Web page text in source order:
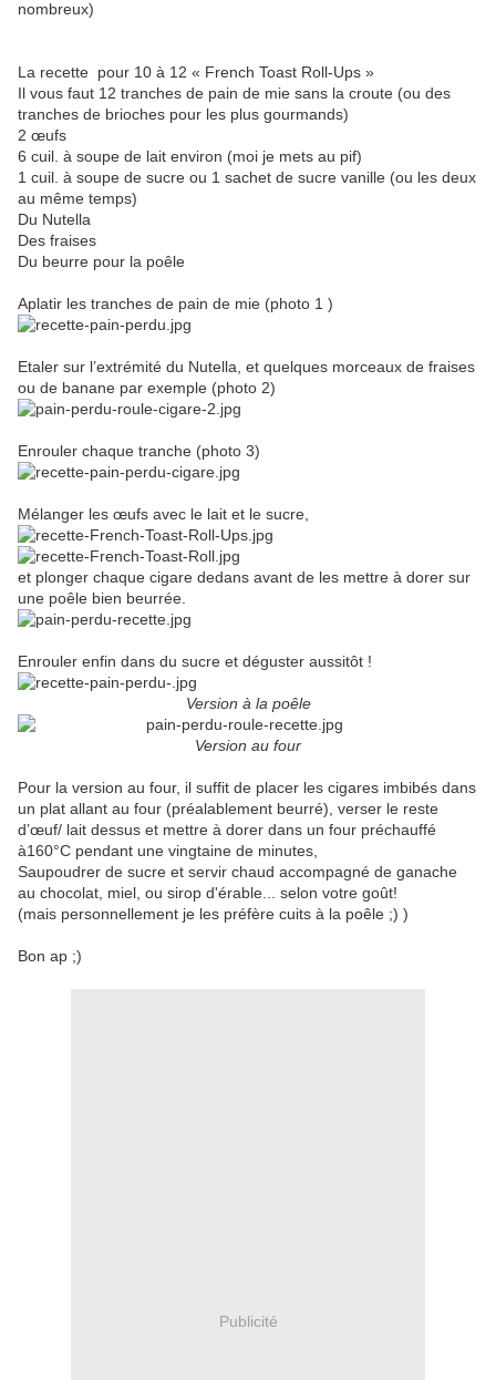
nombreux)
La recette pour 10 à 12 « French Toast Roll-Ups »
Il vous faut 12 tranches de pain de mie sans la croute (ou des
tranches de brioches pour les plus gourmands)
2 œufs
6 cuil. à soupe de lait environ (moi je mets au pif)
1 cuil. à soupe de sucre ou 1 sachet de sucre vanille (ou les deux
au même temps)
Du Nutella
Des fraises
Du beurre pour la poêle
Aplatir les tranches de pain de mie (photo 1 )
Etaler sur l’extrémité du Nutella, et quelques morceaux de fraises
ou de banane par exemple (photo 2)
Enrouler chaque tranche (photo 3)
Mélanger les œufs avec le lait et le sucre,
et plonger chaque cigare dedans avant de les mettre à dorer sur
une poêle bien beurrée.
Enrouler enfin dans du sucre et déguster aussitôt !
Version à la poêle
Version au four
Pour la version au four, il suffit de placer les cigares imbibés dans
un plat allant au four (préalablement beurré), verser le reste
d’œuf/ lait dessus et mettre à dorer dans un four préchauffé
à160°C pendant une vingtaine de minutes,
Saupoudrer de sucre et servir chaud accompagné de ganache
au chocolat, miel, ou sirop d'érable... selon votre goût!
(mais personnellement je les préfère cuits à la poêle ;) )
Bon ap ;)
Publicité